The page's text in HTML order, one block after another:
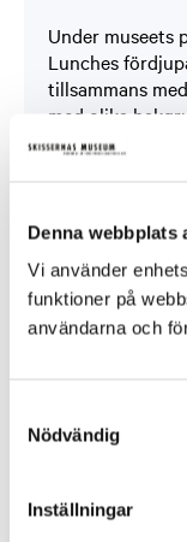
Denna webbplats
Vi använder
funktioner på
användarna och
Nödvändig
Inställningar
Under museets
Lunches
tillsammans
med olika
och
ett samtal så
Samtalet
samtalet på
där poddar